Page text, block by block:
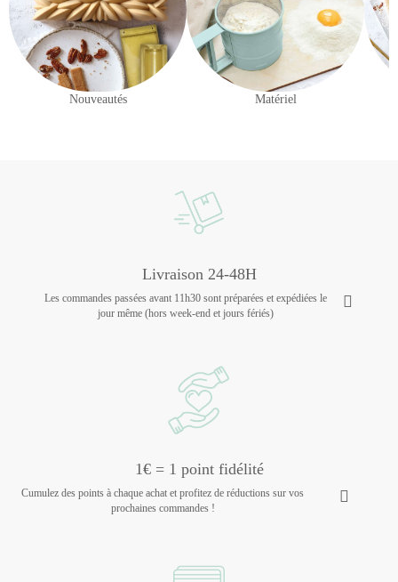
Nouveautés Matériel
Livraison 24-48H
Les commandes passées avant 11h30 sont préparées et expédiées le
jour même (hors week-end et jours fériés)
1€ = 1 point fidélité
Cumulez des points à chaque achat et profitez de réductions sur vos
prochaines commandes !